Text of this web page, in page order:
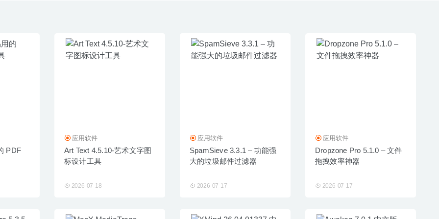
PDF
应用软件
Art Text 4.5.10-艺术文字图
标设计工具
2026-07-18
应用软件
SpamSieve 3.3.1 – 功能强
大的垃圾邮件过滤器
2026-07-17
应用软件
Dropzone Pro 5.1.0 – 文件
拖拽效率神器
2026-07-17